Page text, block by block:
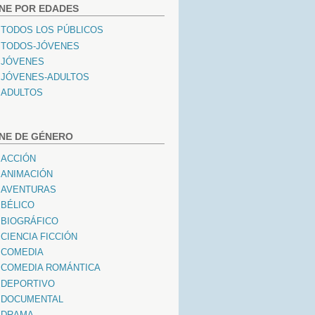
POR EDADES
TODOS LOS PÚBLICOS
TODOS-JÓVENES
JÓVENES
JÓVENES-ADULTOS
ADULTOS
DE GÉNERO
ACCIÓN
ANIMACIÓN
AVENTURAS
BÉLICO
BIOGRÁFICO
CIENCIA FICCIÓN
COMEDIA
COMEDIA ROMÁNTICA
DEPORTIVO
DOCUMENTAL